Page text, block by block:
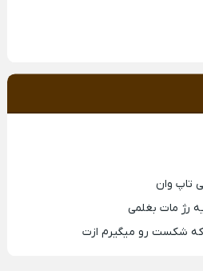
تاپ وان
رژ مات بغلمی
که شکست رو میگیرم ازت